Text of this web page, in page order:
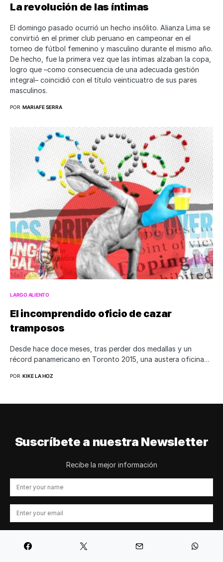
La revolución de las íntimas
El domingo pasado ocurrió un hecho insólito. Alianza Lima se
convirtió en el primer club peruano en campeonar en el
torneo de fútbol femenino y masculino durante el mismo año.
De hecho, fue la primera vez que las íntimas alzaban la copa,
logro que –como consecuencia de una adecuada gestión
integral– coincidió con el título veinticuatro de sus pares
masculinos.
POR MARIAFE SERRA
LARGO ALIENTO
El incomprendido oficio de cazar
tramposos
Desde hace doce meses, tras perder dos medallas y un
récord panamericano en Toronto 2015, una austera oficina…
POR KIKE LA HOZ
Suscríbete a nuestra Newsletter
Recibe la mejor información